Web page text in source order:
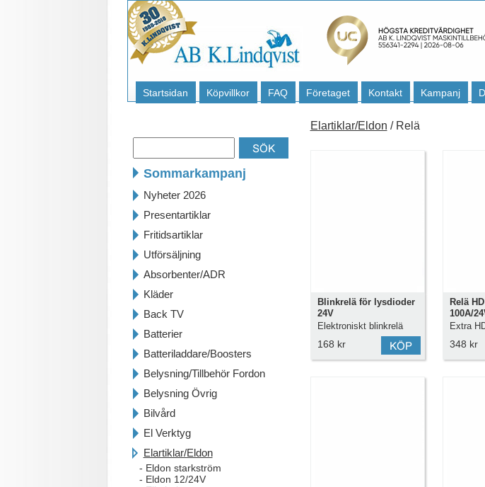
Startsidan Köpvillkor FAQ Företaget Kontakt Kampanj
Sommarkampanj
Nyheter 2026
Presentartiklar
Fritidsartiklar
Utförsäljning
Absorbenter/ADR
Kläder
Back TV
Batterier
Batteriladdare/Boosters
Belysning/Tillbehör Fordon
Belysning Övrig
Bilvård
El Verktyg
Elartiklar/Eldon
- Eldon starkström
- Eldon 12/24V
Elartiklar/Eldon / Relä
Blinkrelä för lysdioder
24V
Elektroniskt blinkrelä
24v.för lysdioderBlinkar
även med mycket liten
last....
168 kr
Relä
100A/
Extra
348 kr